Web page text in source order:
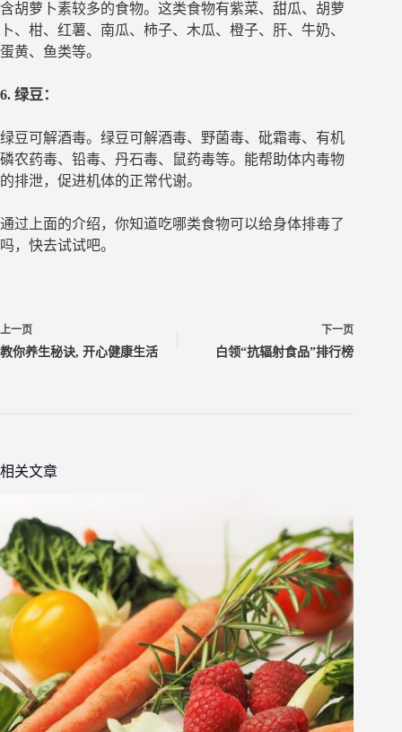
含胡萝卜素较多的食物。这类食物有紫菜、甜瓜、胡萝
卜、柑、红薯、南瓜、柿子、木瓜、橙子、肝、牛奶、
蛋黄、鱼类等。
6. 绿豆：
绿豆可解酒毒。绿豆可解酒毒、野菌毒、砒霜毒、有机
磷农药毒、铅毒、丹石毒、鼠药毒等。能帮助体内毒物
的排泄，促进机体的正常代谢。
通过上面的介绍，你知道吃哪类食物可以给身体排毒了
吗，快去试试吧。
上一页
教你养生秘诀, 开心健康生活
下一页
白领“抗辐射食品”排行榜
相关文章